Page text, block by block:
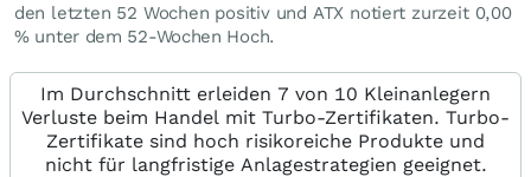
den letzten 52 Wochen positiv und ATX notiert zurzeit 0,00
%unter dem 52-Wochen Hoch.
Im Durchschnitt erleiden 7 von 10 Kleinanlegern
Verluste beim Handel mit Turbo-Zertifikaten. Turbo-
Zertifikate sind hoch risikoreiche Produkte und
nicht für langfristige Anlagestrategien geeignet.